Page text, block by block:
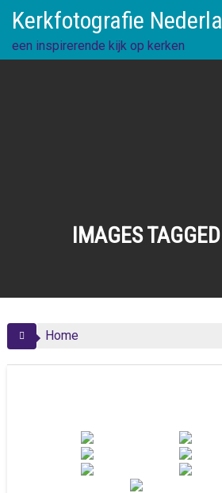
content
Kerkfotografie
een inspirerende kijk op kerken
IMAGES
Home